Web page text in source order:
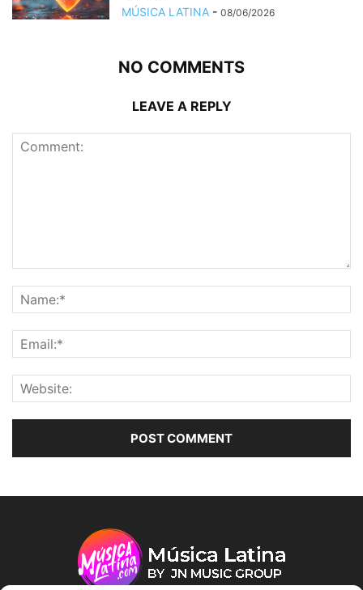
MÚSICA LATINA - 08/06/2026
NO COMMENTS
LEAVE A REPLY